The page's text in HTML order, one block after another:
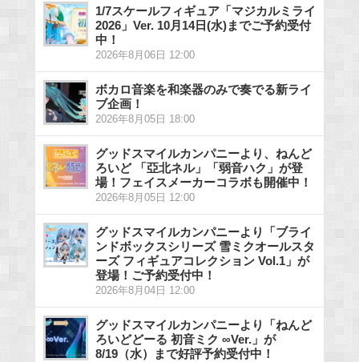
1/7スケールフィギュア「マジカルミライ
2026」Ver. 10月14日(水)までご予約受付
中！
2026年8月06日 12:00
ボカロ音楽を和楽器のみで奏でる新ライ
ブ企画！
2026年8月05日 18:00
グッドスマイルカンパニーより、ねんど
ろいど 「亞北ネル」「弱音ハク」が登
場！フェイスメーカーコラボも開催中！
2026年8月05日 12:00
グッドスマイルカンパニーより「ブライ
ンドボックスシリーズ 雪ミクオールスタ
ーズ フィギュアコレクション Vol.1」が
登場！ご予約受付中！
2026年8月04日 12:00
グッドスマイルカンパニーより「ねんど
ろいどどーる 初音ミク ∞Ver.」が
8/19（水）まで好評予約受付中！